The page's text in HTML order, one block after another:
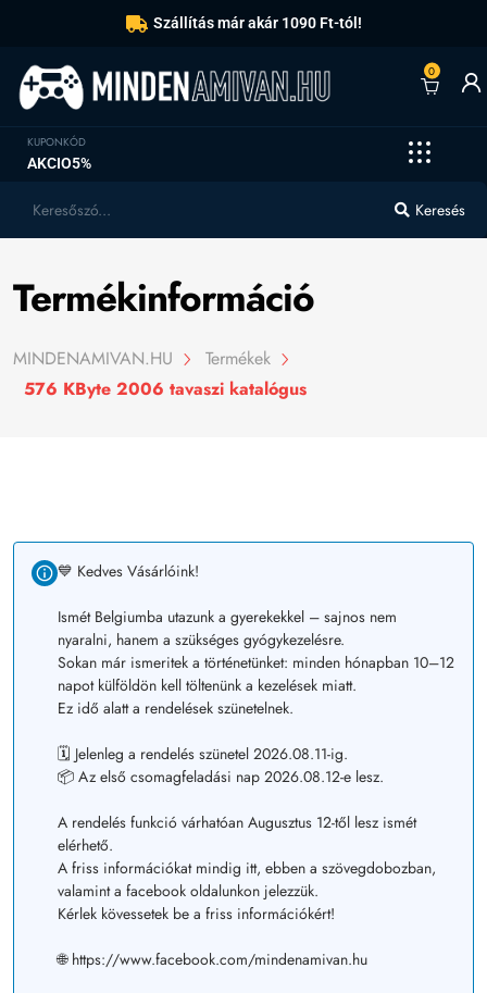
Szállítás már akár 1090 Ft-tól!
0
KUPONKÓD
AKCIO5%
Keresés
Termékinformáció
MINDENAMIVAN.HU
Termékek
576 KByte 2006 tavaszi katalógus
💙 Kedves Vásárlóink!
Ismét Belgiumba utazunk a gyerekekkel – sajnos nem
nyaralni, hanem a szükséges gyógykezelésre.
Sokan már ismeritek a történetünket: minden hónapban 10–12
napot külföldön kell töltenünk a kezelések miatt.
Ez idő alatt a rendelések szünetelnek.
🗓️ Jelenleg a rendelés szünetel 2026.08.11-ig.
📦 Az első csomagfeladási nap 2026.08.12-e lesz.
A rendelés funkció várhatóan Augusztus 12-től lesz ismét
elérhető.
A friss információkat mindig itt, ebben a szövegdobozban,
valamint a facebook oldalunkon jelezzük.
Kérlek kövessetek be a friss információkért!
🌐 https://www.facebook.com/mindenamivan.hu